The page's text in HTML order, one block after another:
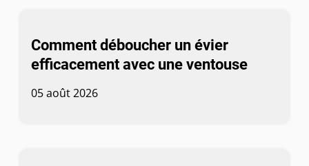
Comment déboucher un évier
efficacement avec une ventouse
05 août 2026